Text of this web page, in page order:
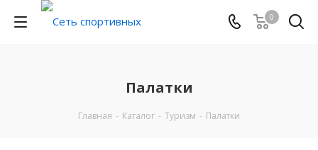
0
Палатки
Главная - Каталог - Туризм - Палатки